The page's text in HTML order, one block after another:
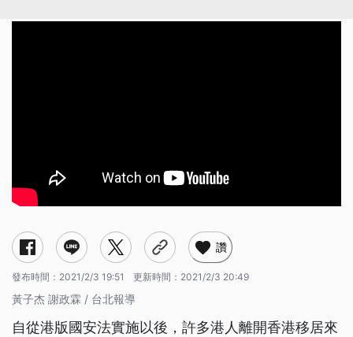
讚
發布時間： 2021/2/3 19:51 更新時間： 2021/2/3 20:49
黃子杰 謝政霖 / 台北報導
自從港版國安法實施以後，許多港人離開香港移居來